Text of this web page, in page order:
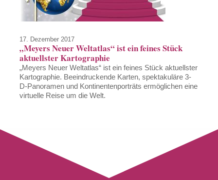
17. Dezember 2017
„Meyers Neuer Weltatlas“ ist ein feines Stück
aktuellster Kartographie
„Meyers Neuer Weltatlas“ ist ein feines Stück aktuellster
Kartographie. Beeindruckende Karten, spektakuläre 3-
D-Panoramen und Kontinentenporträts ermöglichen eine
virtuelle Reise um die Welt.